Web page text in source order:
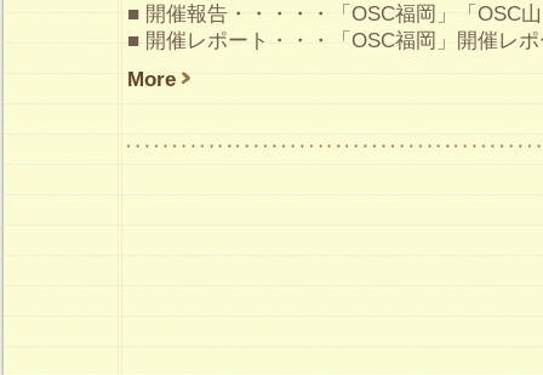
■ 開催報告・・・・・「OSC福岡」「OSC
■ 開催レポート・・・「OSC福岡」開催レ
More